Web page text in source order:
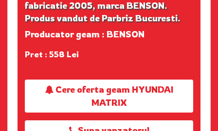
fabricatie 2005, marca BENSON.
Produs vandut de Parbriz Bucuresti.
Producator geam : BENSON
Pret : 558 Lei
Cere oferta geam HYUNDAI
MATRIX